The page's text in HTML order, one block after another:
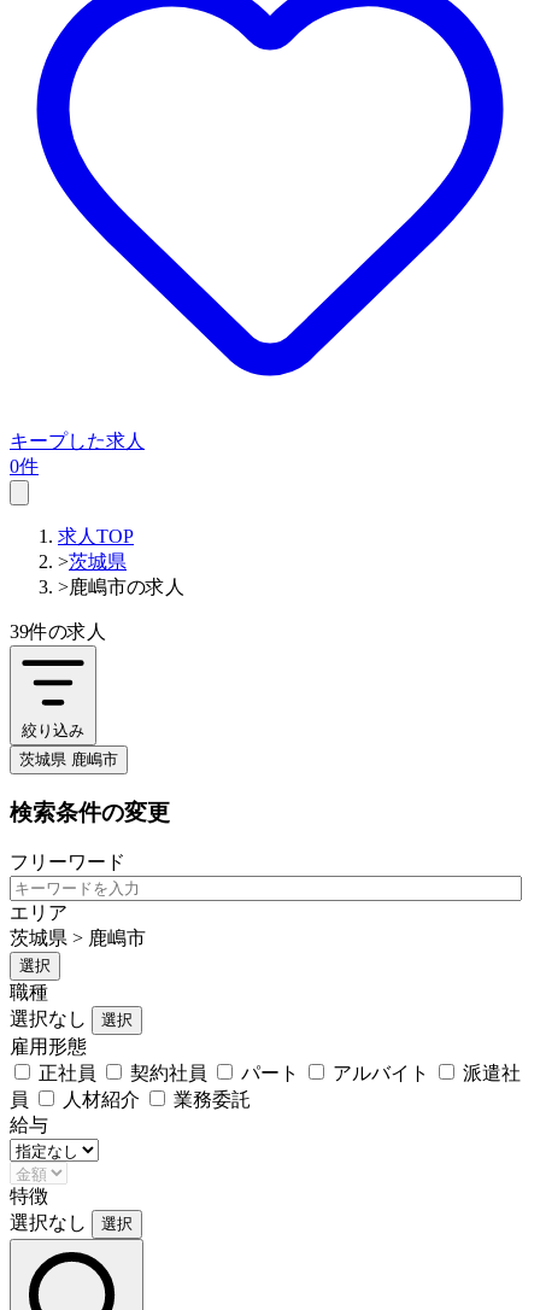
キープした求人
0件
求人TOP
>茨城県
>鹿嶋市の求人
39件の求人
絞り込み
茨城県 鹿嶋市
検索条件の変更
フリーワード
エリア
茨城県 > 鹿嶋市
選択
職種
選択なし
選択
雇用形態
正社員
契約社員 パート アルバイト
派遣社
員
人材紹介
業務委託
給与
特徴
選択なし
選択